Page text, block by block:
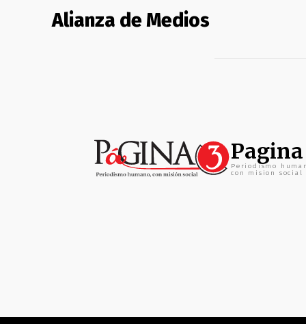
Alianza de Medios
Periodismo
con mision social